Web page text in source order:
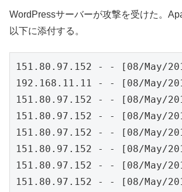
WordPressサーバーが攻撃を受けた。
以下に添付する。
151.80.97.152 - - [08/May/
192.168.11.11 - - [08/May/
151.80.97.152 - - [08/May/
151.80.97.152 - - [08/May/
151.80.97.152 - - [08/May/
151.80.97.152 - - [08/May/
151.80.97.152 - - [08/May/
151.80.97.152 - - [08/May/